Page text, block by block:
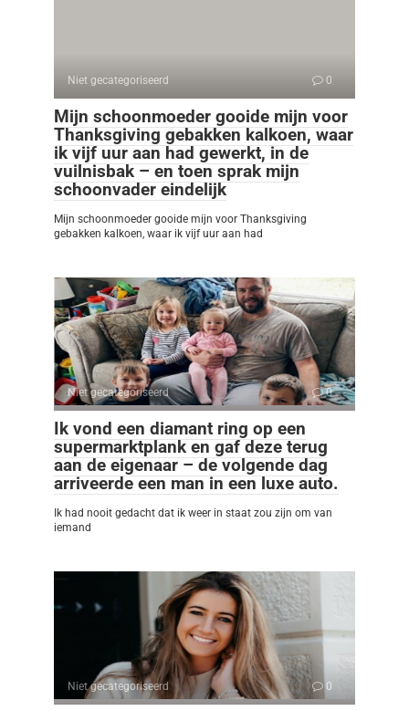
Niet gecategoriseerd 0
Mijn schoonmoeder gooide mijn voor
Thanksgiving gebakken kalkoen, waar
ik vijf uur aan had gewerkt, in de
vuilnisbak – en toen sprak mijn
schoonvader eindelijk
Mijn schoonmoeder gooide mijn voor Thanksgiving
gebakken kalkoen, waar ik vijf uur aan had
Niet gecategoriseerd 0
Ik vond een diamant ring op een
supermarktplank en gaf deze terug
aan de eigenaar – de volgende dag
arriveerde een man in een luxe auto.
Ik had nooit gedacht dat ik weer in staat zou zijn om van
iemand
Niet gecategoriseerd 0